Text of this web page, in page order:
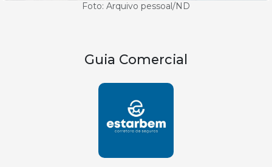
Foto: Arquivo pessoal/ND
Guia Comercial